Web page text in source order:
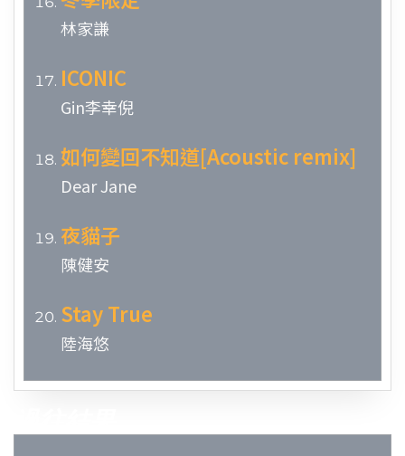
林家謙
ICONIC
Gin李幸倪
如何變回不知道[Acoustic remix]
Dear Jane
夜貓子
陳健安
Stay True
陸海悠